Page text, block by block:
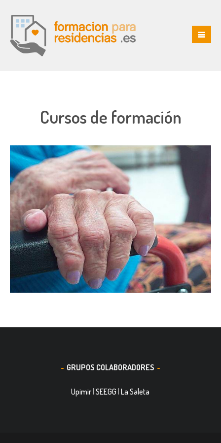
Cursos de formación
GRUPOS COLABORADORES
Upimir|SEEGG |La Saleta